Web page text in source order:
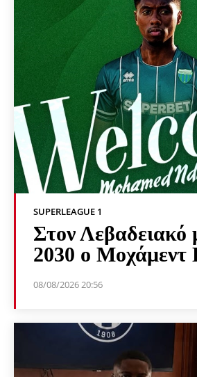
SUPERLEAGUE 1
Στον Λεβαδειακό
2030 ο Μοχάμεντ
08/08/2026 20:56